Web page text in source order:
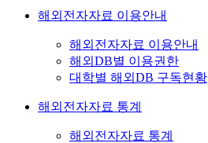
해외전자자료 이용안내
해외전자자료 이용안내
해외DB별 이용권한
대학별 해외DB 구독현황
해외전자자료 통계
해외전자자료 통계